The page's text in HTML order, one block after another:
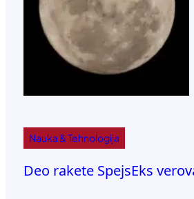
Nauka & Tehnologija
Deo rakete SpejsEks